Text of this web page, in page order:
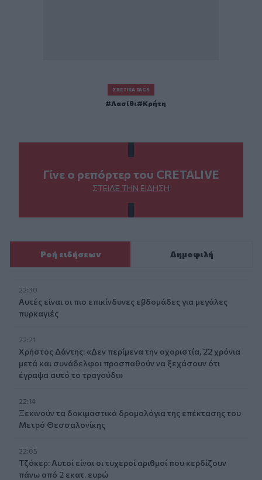
ΣΧΕΤΙΚΆ TAGS
Λασίθι Κρήτη
Γίνε ο ρεπόρτερ του CRETALIVE
ΣΤΕΊΛΕ ΤΗΝ ΕΊΔΗΣΗ
Ροή ειδήσεων Δημοφιλή
22:30
Αυτές είναι οι πιο επικίνδυνες εβδομάδες για μεγάλες
πυρκαγιές
22:21
Χρήστος Δάντης: «Δεν περίμενα την αχαριστία, 22 χρόνια
μετά και συνάδελφοι προσπαθούν να ξεχάσουν ότι
έγραψα αυτό το τραγούδι»
22:14
Ξεκινούν τα δοκιμαστικά δρομολόγια της επέκτασης του
Μετρό Θεσσαλονίκης
22:05
Τζόκερ: Αυτοί είναι οι τυχεροί αριθμοί που κερδίζουν
πάνω από 2 εκατ. ευρώ